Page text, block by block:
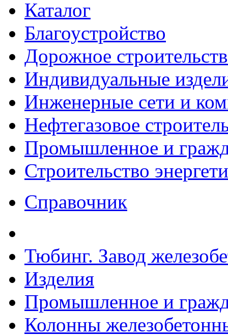
Каталог
Благоустройство
Дорожное
Индивидуальные
Инженерные сети и
Нефтегазовое
Промышленное и
Строительство
Справочник
Тюбинг. Завод
Изделия
Промышленное и
Колонны